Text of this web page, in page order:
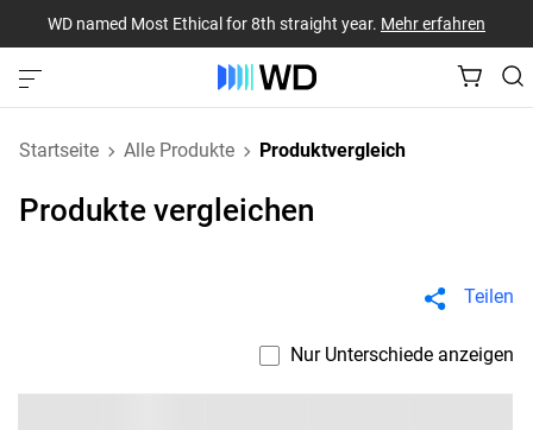
WD named Most Ethical for 8th straight year. Mehr erfahren
Startseite Alle Produkte Produktvergleich
Produkte vergleichen
Teilen
Nur Unterschiede anzeigen